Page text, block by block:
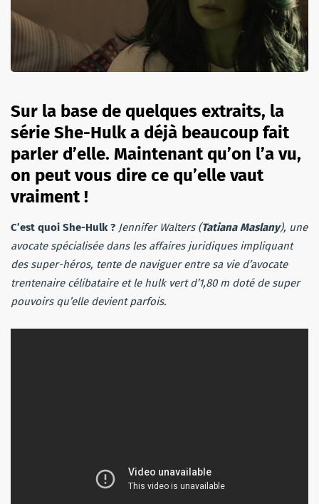
Sur la base de quelques extraits, la
série She-Hulk a déjà beaucoup fait
parler d’elle. Maintenant qu’on l’a vu,
on peut vous dire ce qu’elle vaut
vraiment !
C’est quoi She-Hulk ? Jennifer Walters (Tatiana Maslany), une
avocate spécialisée dans les affaires juridiques impliquant
des super-héros, tente de naviguer entre sa vie d’avocate
trentenaire célibataire et le hulk vert d’1,80 m doté de super
pouvoirs qu’elle devient parfois.